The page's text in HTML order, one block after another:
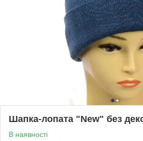
Шапка-лопата "New" без
В наявності